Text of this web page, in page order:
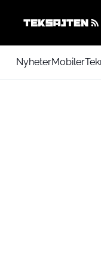
NyheterMobiler